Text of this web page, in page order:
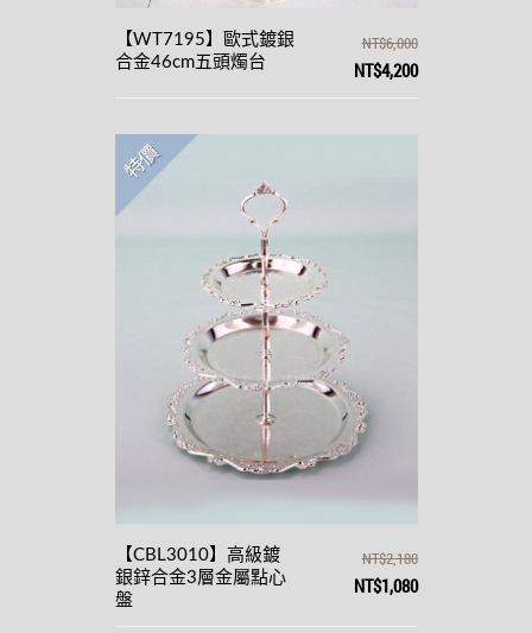
【WT7195】歐式鍍銀
合金46cm五頭燭台
NT$6,000
NT$4,200
【CBL3010】高級鍍
銀鋅合金3層金屬點心
盤
NT$2,180
NT$1,080
特價